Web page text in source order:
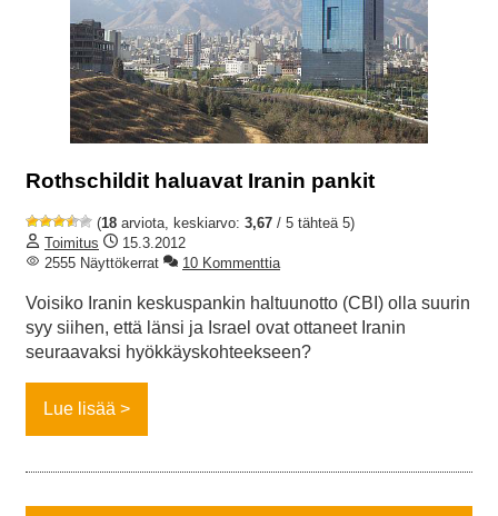
Rothschildit haluavat Iranin pankit
(18 arviota, keskiarvo: 3,67 / 5 tähteä 5)
Toimitus
15.3.2012
2555 Näyttökerrat
10 Kommenttia
Voisiko Iranin keskuspankin haltuunotto (CBI) olla suurin
syy siihen, että länsi ja Israel ovat ottaneet Iranin
seuraavaksi hyökkäyskohteekseen?
Lue lisää